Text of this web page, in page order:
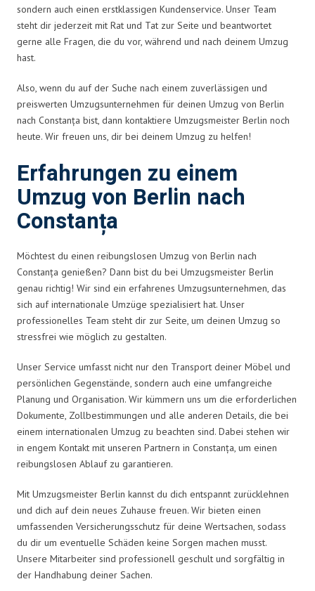
sondern auch einen erstklassigen Kundenservice. Unser Team
steht dir jederzeit mit Rat und Tat zur Seite und beantwortet
gerne alle Fragen, die du vor, während und nach deinem Umzug
hast.
Also, wenn du auf der Suche nach einem zuverlässigen und
preiswerten Umzugsunternehmen für deinen Umzug von Berlin
nach Constanța bist, dann kontaktiere Umzugsmeister Berlin noch
heute. Wir freuen uns, dir bei deinem Umzug zu helfen!
Erfahrungen zu einem
Umzug von Berlin nach
Constanța
Möchtest du einen reibungslosen Umzug von Berlin nach
Constanța genießen? Dann bist du bei Umzugsmeister Berlin
genau richtig! Wir sind ein erfahrenes Umzugsunternehmen, das
sich auf internationale Umzüge spezialisiert hat. Unser
professionelles Team steht dir zur Seite, um deinen Umzug so
stressfrei wie möglich zu gestalten.
Unser Service umfasst nicht nur den Transport deiner Möbel und
persönlichen Gegenstände, sondern auch eine umfangreiche
Planung und Organisation. Wir kümmern uns um die erforderlichen
Dokumente, Zollbestimmungen und alle anderen Details, die bei
einem internationalen Umzug zu beachten sind. Dabei stehen wir
in engem Kontakt mit unseren Partnern in Constanța, um einen
reibungslosen Ablauf zu garantieren.
Mit Umzugsmeister Berlin kannst du dich entspannt zurücklehnen
und dich auf dein neues Zuhause freuen. Wir bieten einen
umfassenden Versicherungsschutz für deine Wertsachen, sodass
du dir um eventuelle Schäden keine Sorgen machen musst.
Unsere Mitarbeiter sind professionell geschult und sorgfältig in
der Handhabung deiner Sachen.